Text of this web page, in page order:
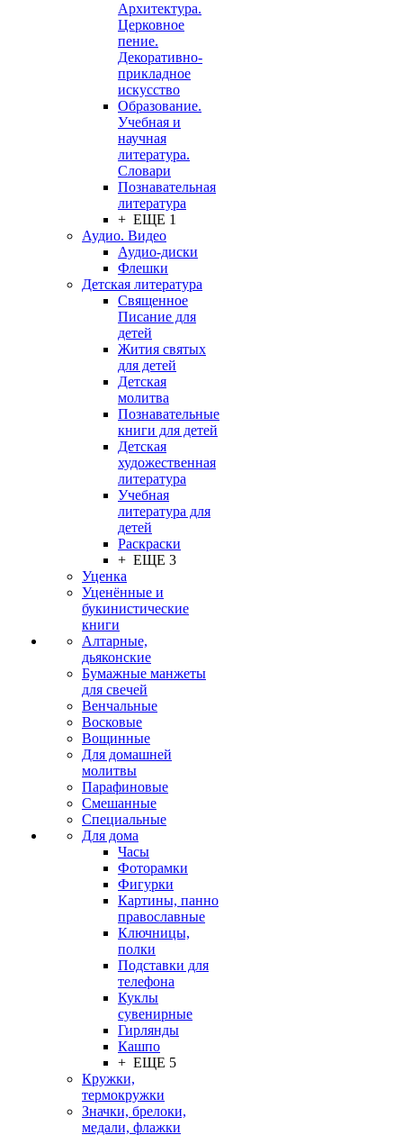
Архитектура.
Церковное
пение.
Декоративно-
прикладное
искусство
Образование.
Учебная и
научная
литература.
Словари
Познавательная
литература
+ ЕЩЕ 1
Аудио. Видео
Аудио-диски
Флешки
Детская литература
Священное
Писание для
детей
Жития святых
для детей
Детская
молитва
Познавательные
книги для детей
Детская
художественная
литература
Учебная
литература для
детей
Раскраски
+ ЕЩЕ 3
Уценка
Уценённые и
букинистические
книги
Алтарные,
дьяконские
Бумажные манжеты
для свечей
Венчальные
Восковые
Вощинные
Для домашней
молитвы
Парафиновые
Смешанные
Специальные
Для дома
Часы
Фоторамки
Фигурки
Картины, панно
православные
Ключницы,
полки
Подставки для
телефона
Куклы
сувенирные
Гирлянды
Кашпо
+ ЕЩЕ 5
Кружки,
термокружки
Значки, брелоки,
медали, флажки